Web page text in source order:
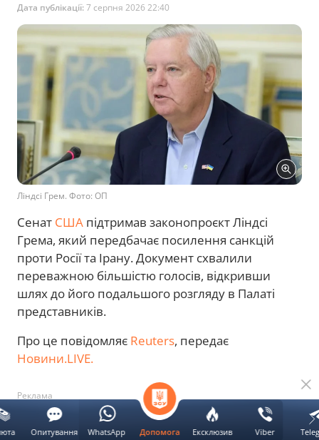
Дата публікації:7 серпня 2026 22:40
Ліндсі Грем. Фото: ОП
Сенат США підтримав законопроєкт Ліндсі
Грема, який передбачає посилення санкцій
проти Росії та Ірану. Документ схвалили
переважною більшістю голосів, відкривши
шлях до його подальшого розгляду в Палаті
представників.
Про це повідомляє Reuters, передає
Новини.LIVE.
Реклама
Оновлено 22:35.Президент України
Допомога Ексклюзив Viber
Опитування WhatsApp